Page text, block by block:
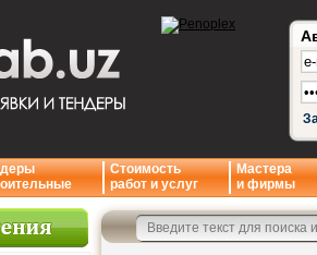
Стоимость
работ и услуг
Мастера
и фирмы